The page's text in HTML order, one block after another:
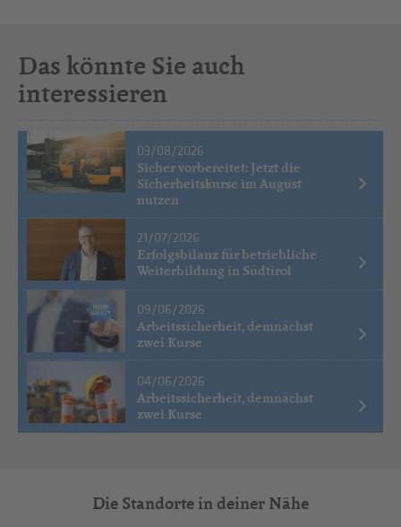
Das könnte Sie auch
interessieren
03/08/2026
Sicher vorbereitet: Jetzt die
Sicherheitskurse im August
nutzen
21/07/2026
Erfolgsbilanz für betriebliche
Weiterbildung in Südtirol
09/06/2026
Arbeitssicherheit, demnächst
zwei Kurse
04/06/2026
Arbeitssicherheit, demnächst
zwei Kurse
Die Standorte in deiner Nähe